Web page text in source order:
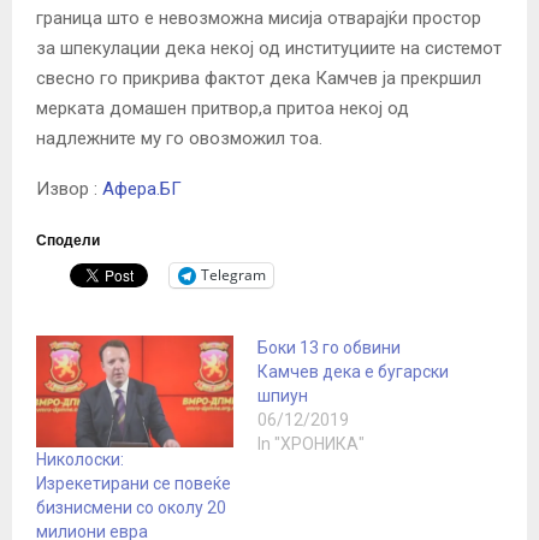
граница што е невозможна мисија отварајќи простор
за шпекулации дека некој од институциите на системот
свесно го прикрива фактот дека Камчев ја прекршил
мерката домашен притвор,а притоа некој од
надлежните му го овозможил тоа.
Извор : Афера.БГ
Сподели
Telegram
Николоски:
Изрекетирани се повеќе
бизнисмени со околу 20
милиони евра
Боки 13 го обвини
Камчев дека е бугарски
шпиун
06/12/2019
In "ХРОНИКА"